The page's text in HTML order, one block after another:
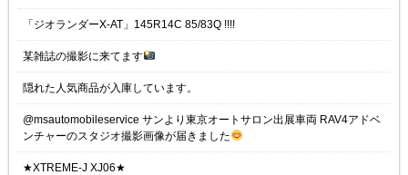
「ジオランダーX-AT」145R14C 85/83Q !!!!
某雑誌の撮影に来てます
隠れた人気商品が入庫しています。
@msautomobileservice サンより東京オートサロン出展車両 RAV4アドベ
ンチャーのスタジオ撮影画像が届きました
★XTREME-J XJ06★